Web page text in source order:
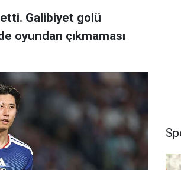
etti. Galibiyet golü
oyundan çıkmaması